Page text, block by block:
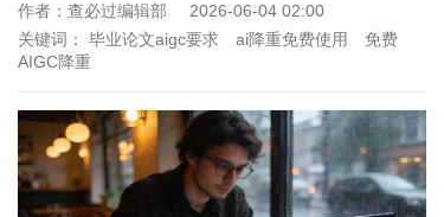
作者：查必过编辑部
2026-06-04 02:00
关键词： 毕业论文aigc要求 ai降重免费使用
免费
AIGC降重